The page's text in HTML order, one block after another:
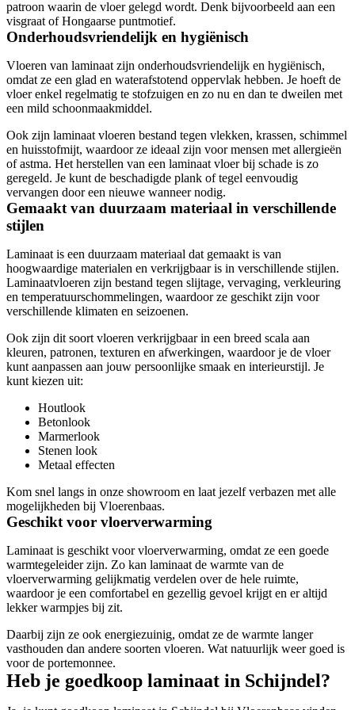
patroon waarin de vloer gelegd wordt. Denk bijvoorbeeld aan een
visgraat of Hongaarse puntmotief.
Onderhoudsvriendelijk en hygiënisch
Vloeren van laminaat zijn onderhoudsvriendelijk en hygiënisch,
omdat ze een glad en waterafstotend oppervlak hebben. Je hoeft de
vloer enkel regelmatig te stofzuigen en zo nu en dan te dweilen met
een mild schoonmaakmiddel.
Ook zijn laminaat vloeren bestand tegen vlekken, krassen, schimmel
en huisstofmijt, waardoor ze ideaal zijn voor mensen met allergieën
of astma. Het herstellen van een laminaat vloer bij schade is zo
geregeld. Je kunt de beschadigde plank of tegel eenvoudig
vervangen door een nieuwe wanneer nodig.
Gemaakt van duurzaam materiaal in verschillende
stijlen
Laminaat is een duurzaam materiaal dat gemaakt is van
hoogwaardige materialen en verkrijgbaar is in verschillende stijlen.
Laminaatvloeren zijn bestand tegen slijtage, vervaging, verkleuring
en temperatuurschommelingen, waardoor ze geschikt zijn voor
verschillende klimaten en seizoenen.
Ook zijn dit soort vloeren verkrijgbaar in een breed scala aan
kleuren, patronen, texturen en afwerkingen, waardoor je de vloer
kunt aanpassen aan jouw persoonlijke smaak en interieurstijl. Je
kunt kiezen uit:
Houtlook
Betonlook
Marmerlook
Stenen look
Metaal effecten
Kom snel langs in onze showroom en laat jezelf verbazen met alle
mogelijkheden bij Vloerenbaas.
Geschikt voor vloerverwarming
Laminaat is geschikt voor vloerverwarming, omdat ze een goede
warmtegeleider zijn. Zo kan laminaat de warmte van de
vloerverwarming gelijkmatig verdelen over de hele ruimte,
waardoor je een comfortabel en gezellig gevoel krijgt en er altijd
lekker warmpjes bij zit.
Daarbij zijn ze ook energiezuinig, omdat ze de warmte langer
vasthouden dan andere soorten vloeren. Wat natuurlijk weer goed is
voor de portemonnee.
Heb je goedkoop laminaat in Schijndel?